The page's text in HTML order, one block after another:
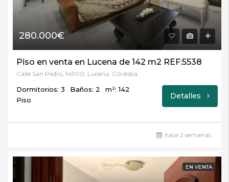
280.000€
Piso en venta en Lucena de 142 m2 REF:5538
Calle San Pedro, 14900, Lucena, Córdoba
Dormitorios: 3 Baños: 2
m²: 142
Piso
Detalles
hace 2 semanas
EN VENTA